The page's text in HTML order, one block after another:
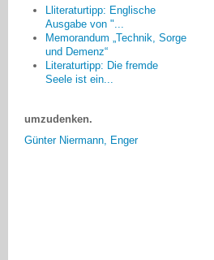
Lliteraturtipp: Englische
Ausgabe von "...
Memorandum „Technik, Sorge
und Demenz“
Literaturtipp: Die fremde
Seele ist ein...
ansprechen und vor allem Mut
zusprechen, so weiterzumachen.
Wir stellten fest: das Thema ist in
der Stadt angekommen, denn man
hatte auch den Mut, an